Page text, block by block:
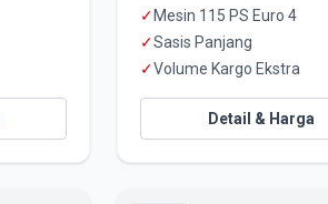
✓ Mesin 115 PS Euro 4
✓Sasis Panjang
✓Volume Kargo Ekstra
Detail & Harga